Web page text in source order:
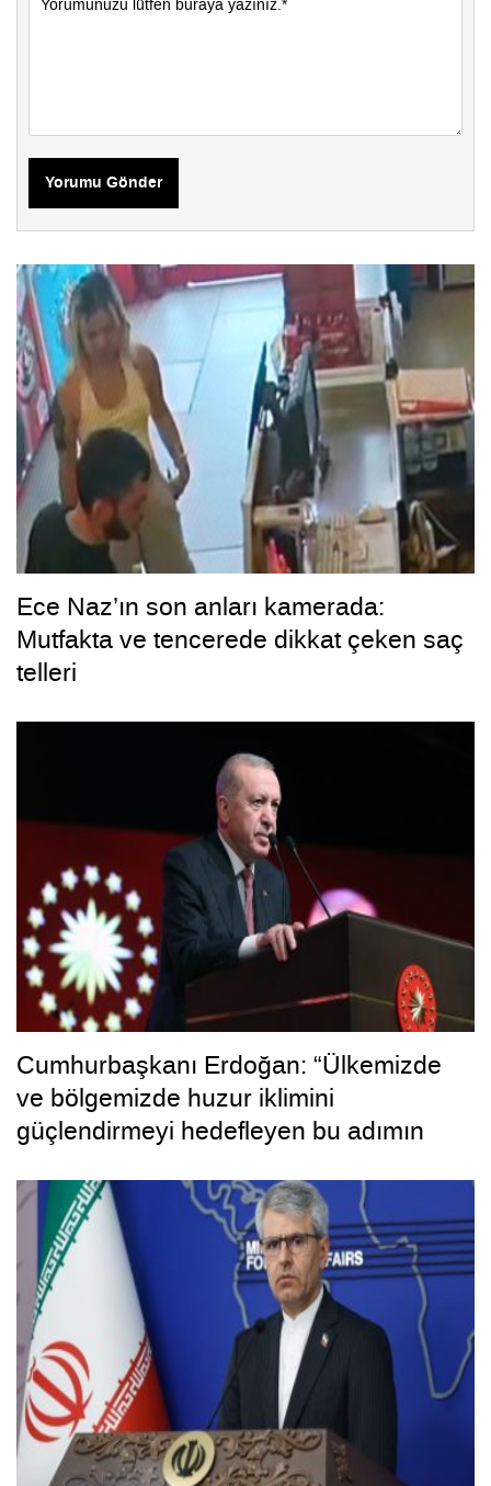
Yorumu Gönder
Ece Naz’ın son anları kamerada:
Mutfakta ve tencerede dikkat çeken saç
telleri
Cumhurbaşkanı Erdoğan: “Ülkemizde
ve bölgemizde huzur iklimini
güçlendirmeyi hedefleyen bu adımın